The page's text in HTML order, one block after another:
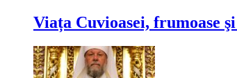
Viața Cuvioasei, frumoase